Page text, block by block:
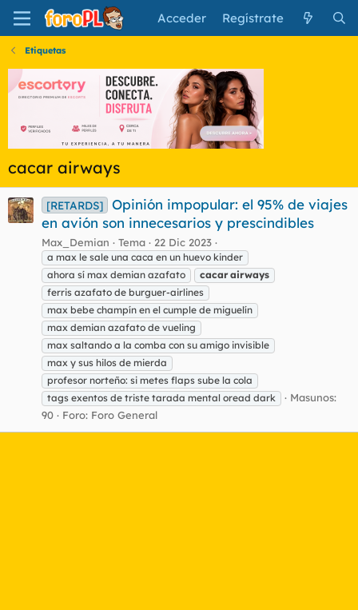
Acceder Regístrate
Etiquetas
cacar airways
[RETARDS]
Opinión impopular: el 95% de viajes
en avión son innecesarios y prescindibles
Max_Demian Tema 22 Dic 2023
a max le sale una caca en un huevo kinder
ahora sí max demian azafato
cacar airways
ferris azafato de burguer-airlines
max bebe champín en el cumple de miguelín
max demian azafato de vueling
max saltando a la comba con su amigo invisible
max y sus hilos de mierda
profesor norteño: si metes flaps sube la cola
tags exentos de triste tarada mental oread dark
Masunos:
90
Foro: Foro General